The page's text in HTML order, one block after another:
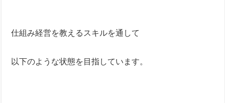
仕組み経営を教えるスキルを通して
以下のような状態を目指しています。